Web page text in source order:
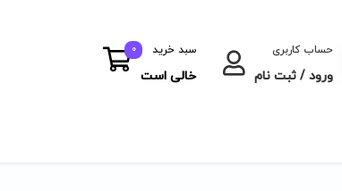
حساب کاربری
ورود / ثبت نام
سبد خرید
خالی است
0